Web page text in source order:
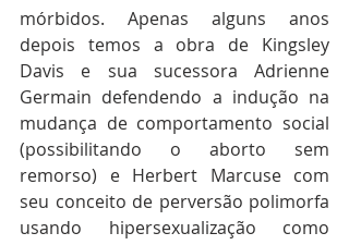
mórbidos. Apenas alguns anos
depois temos a obra de Kingsley
Davis e sua sucessora Adrienne
Germain defendendo a indução na
mudança de comportamento social
(possibilitando o aborto sem
remorso) e Herbert Marcuse com
seu conceito de perversão polimorfa
usando hipersexualização como